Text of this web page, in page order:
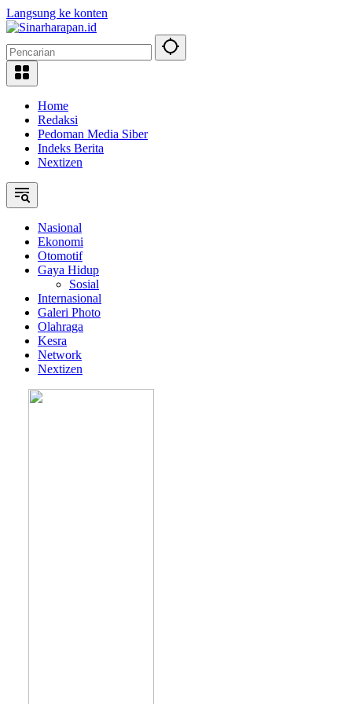
Langsung ke konten
Home
Redaksi
Pedoman Media Siber
Indeks Berita
Nextizen
Nasional
Ekonomi
Otomotif
Gaya Hidup
Sosial
Internasional
Galeri Photo
Olahraga
Kesra
Network
Nextizen